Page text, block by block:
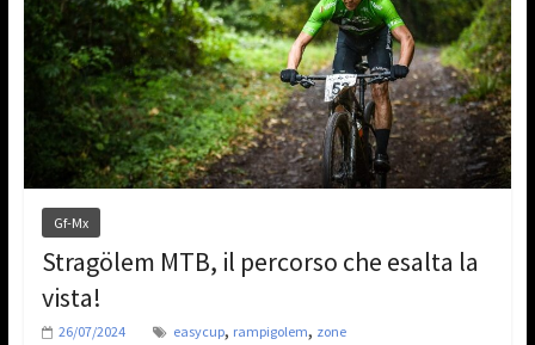
Gf-Mx
Stragölem MTB, il percorso che esalta la
vista!
26/07/2024 easycup, rampigolem, zone